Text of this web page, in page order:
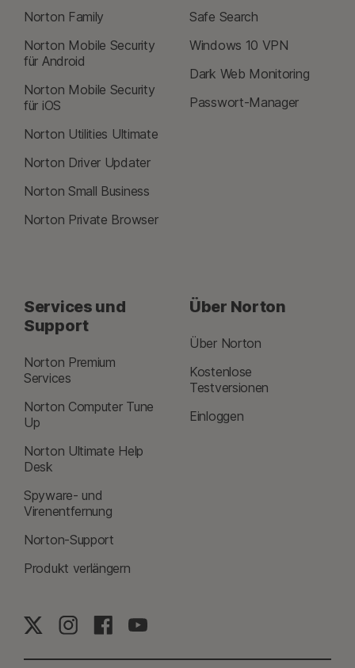
Norton Family
Norton Mobile Security
für Android
Norton Mobile Security
für iOS
Norton Utilities Ultimate
Norton Driver Updater
Norton Small Business
Norton Private Browser
Safe Search
Windows 10 VPN
Dark Web Monitoring
Passwort-Manager
Services und
Support
Norton Premium
Services
Norton Computer Tune
Up
Norton Ultimate Help
Desk
Spyware- und
Virenentfernung
Norton-Support
Produkt verlängern
Über Norton
Über Norton
Kostenlose
Testversionen
Einloggen